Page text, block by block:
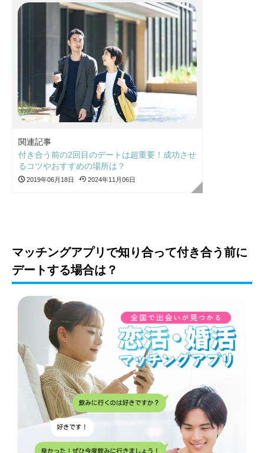
関連記事
付き合う前の2回目のデートは超重要！成功させ
るコツやおすすめの場所は？
2019年06月18日 2024年11月06日
マッチングアプリで知り合って付き合う前に
デートする場合は？